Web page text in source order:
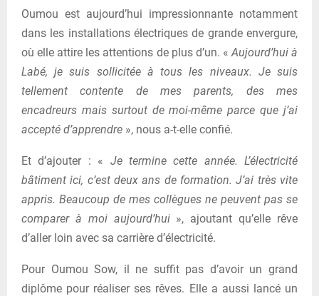
Oumou est aujourd’hui impressionnante notamment
dans les installations électriques de grande envergure,
où elle attire les attentions de plus d’un. «Aujourd’hui à
Labé, je suis sollicitée à tous les niveaux. Je suis
tellement contente de mes parents, des mes
encadreurs mais surtout de moi-même parce que j’ai
accepté d’apprendre », nous a-t-elle confié.
Et d’ajouter : « Je termine cette année. L’électricité
bâtiment ici, c’est deux ans de formation. J’ai très vite
appris. Beaucoup de mes collègues ne peuvent pas se
comparer à moi aujourd’hui», ajoutant qu’elle rêve
d’aller loin avec sa carrière d’électricité.
Pour Oumou Sow, il ne suffit pas d’avoir un grand
diplôme pour réaliser ses rêves. Elle a aussi lancé un